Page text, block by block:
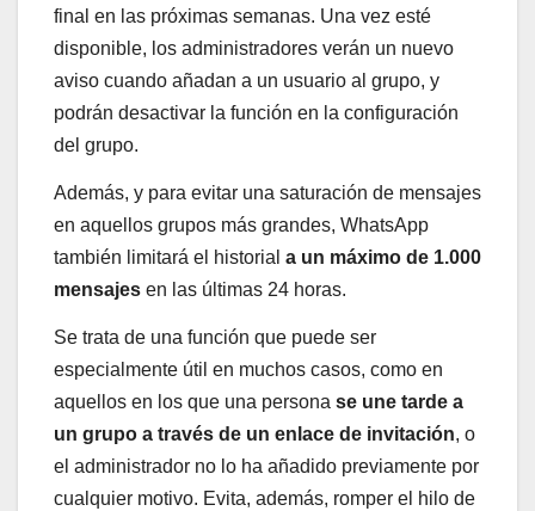
final en las próximas semanas. Una vez esté
disponible, los administradores verán un nuevo
aviso cuando añadan a un usuario al grupo, y
podrán desactivar la función en la configuración
del grupo.
Además, y para evitar una saturación de mensajes
en aquellos grupos más grandes, WhatsApp
también limitará el historial a un máximo de 1.000
mensajes en las últimas 24 horas.
Se trata de una función que puede ser
especialmente útil en muchos casos, como en
aquellos en los que una persona se une tarde a
un grupo a través de un enlace de invitación, o
el administrador no lo ha añadido previamente por
cualquier motivo. Evita, además, romper el hilo de